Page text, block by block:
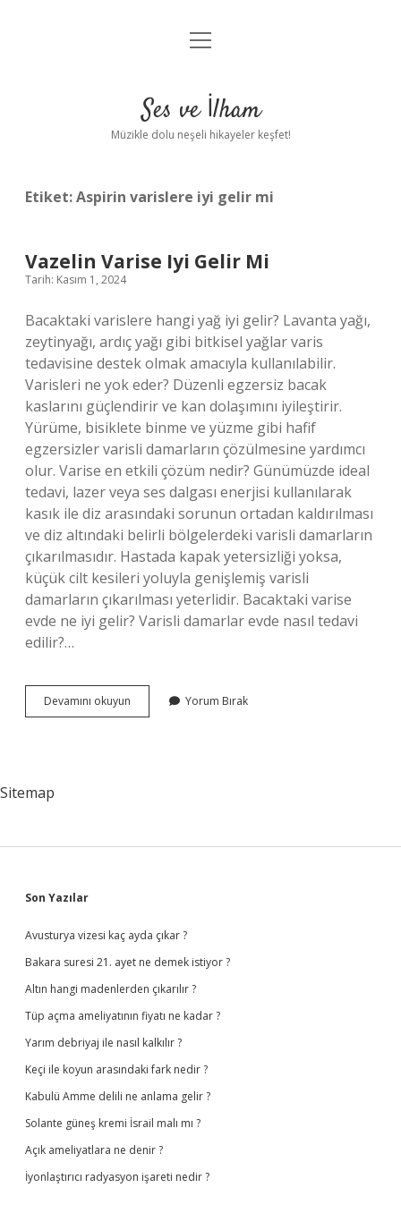
Anasayfa
Yasal Uyarı
menüyü
Ses ve İlham
Müzikle dolu neşeli hikayeler keşfet!
Etiket:Aspirin varislere iyi gelir mi
Vazelin Varise Iyi Gelir Mi
Tarih: Kasım 1, 2024
Bacaktaki varislere hangi yağ iyi gelir? Lavanta yağı,
zeytinyağı, ardıç yağı gibi bitkisel yağlar varis
tedavisine destek olmak amacıyla kullanılabilir.
Varisleri ne yok eder? Düzenli egzersiz bacak
kaslarını güçlendirir ve kan dolaşımını iyileştirir.
Yürüme, bisiklete binme ve yüzme gibi hafif
egzersizler varisli damarların çözülmesine yardımcı
olur. Varise en etkili çözüm nedir? Günümüzde ideal
tedavi, lazer veya ses dalgası enerjisi kullanılarak
kasık ile diz arasındaki sorunun ortadan kaldırılması
ve diz altındaki belirli bölgelerdeki varisli damarların
çıkarılmasıdır. Hastada kapak yetersizliği yoksa,
küçük cilt kesileri yoluyla genişlemiş varisli
damarların çıkarılması yeterlidir. Bacaktaki varise
evde ne iyi gelir? Varisli damarlar evde nasıl tedavi
edilir?…
Devamını okuyun
Varise
Yorum Bırak
Sitemap
Sidebar
Son Yazılar
Avusturya vizesi kaç ayda çıkar ?
Bakara suresi 21. ayet ne demek istiyor ?
Altın hangi madenlerden çıkarılır ?
Tüp açma ameliyatının fiyatı ne kadar ?
Yarım debriyaj ile nasıl kalkılır ?
Keçi ile koyun arasındaki fark nedir ?
Kabulü Amme delili ne anlama gelir ?
Solante güneş kremi İsrail malı mı ?
Açık ameliyatlara ne denir ?
İyonlaştırıcı radyasyon işareti nedir ?